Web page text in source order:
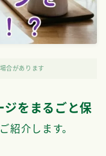
合があります
をまるごと保
紹介します。